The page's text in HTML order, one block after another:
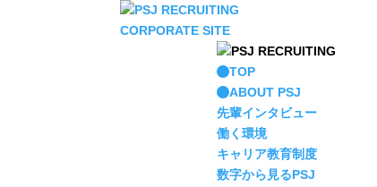
CORPORATE SITE
TOP
ABOUT PSJ
先輩インタビュー
働く環境
キャリア教育制度
数字から見るPSJ